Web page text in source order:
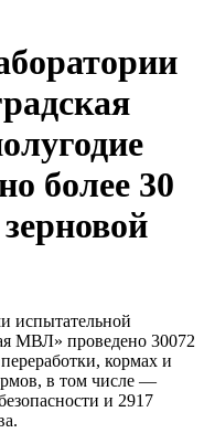
более 30
испытательной
МВЛ» проведено 30072
кормах и
в том числе —
и 2917